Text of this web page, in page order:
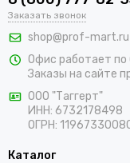
составит труда
которых адаптеры
держатели для
изолирующие
регионам России в
Заказать звонок
shop@prof-mart.ru
Офис работает по
Заказы на сайте
ООО "Таггерт"
ИНН: 6732178498
ОГРН:
Каталог